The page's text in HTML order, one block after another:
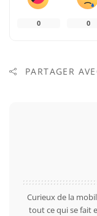
0 0
PARTAGER
Curieux de la
tout ce qui se fait